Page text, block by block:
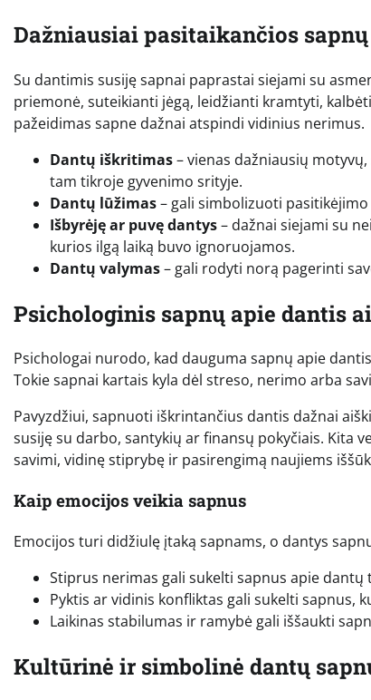
Dažniausiai pasitaikančios
Su dantimis susiję sapnai paprastai siejami su
priemonė, suteikianti jėgą, leidžianti kramtyti,
pažeidimas sapne dažnai atspindi vidinius nerimus.
Dantų iškritimas– vienas dažniausių
tam tikroje gyvenimo srityje.
Dantų lūžimas– gali simbolizuoti
Išbyrėję ar puvę dantys– dažnai siejami su
kurios ilgą laiką buvo ignoruojamos.
Dantų valymas– gali rodyti norą pagerinti
Psichologinis sapnų apie dantis
Psichologai nurodo, kad dauguma sapnų apie
Tokie sapnai kartais kyla dėl streso, nerimo arba
Pavyzdžiui, sapnuoti iškrintančius dantis dažnai
susiję su darbo, santykių ar finansų pokyčiais. Kita
savimi, vidinę stiprybę ir pasirengimą naujiems
Kaip emocijos veikia sapnus
Emocijos turi didžiulę įtaką sapnams, o dantys
Stiprus nerimas gali sukelti sapnus apie
Pyktis ar vidinis konfliktas gali sukelti sapnus,
Laikinas stabilumas ir ramybė gali iššaukti
Kultūrinė ir simbolinė dantų